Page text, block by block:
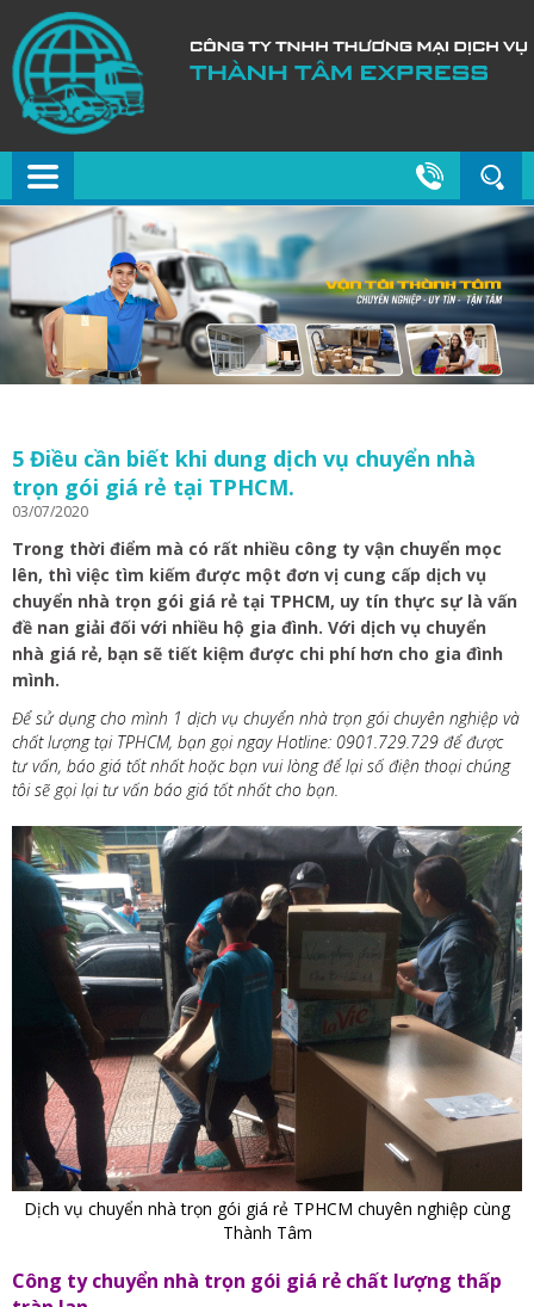
5 Điều cần biết khi dung dịch vụ chuyển nhà
trọn gói giá rẻ tại TPHCM.
03/07/2020
Trong thời điểm mà có rất nhiều công ty vận chuyển mọc
lên, thì việc tìm kiếm được một đơn vị cung cấp dịch vụ
chuyển nhà trọn gói giá rẻ tại TPHCM, uy tín thực sự là vấn
đề nan giải đối với nhiều hộ gia đình. Với dịch vụ chuyển
nhà giá rẻ, bạn sẽ tiết kiệm được chi phí hơn cho gia đình
mình.
Để sử dụng cho mình 1 dịch vụ chuyển nhà trọn gói chuyên nghiệp và
chất lượng tại TPHCM, bạn gọi ngay Hotline: 0901.729.729 để được
tư vấn, báo giá tốt nhất hoặc bạn vui lòng để lại số điện thoại chúng
tôi sẽ gọi lại tư vấn báo giá tốt nhất cho bạn.
Dịch vụ chuyển nhà trọn gói giá rẻ TPHCM chuyên nghiệp cùng
Thành Tâm
Công ty chuyển nhà trọn gói giá rẻ chất lượng thấp